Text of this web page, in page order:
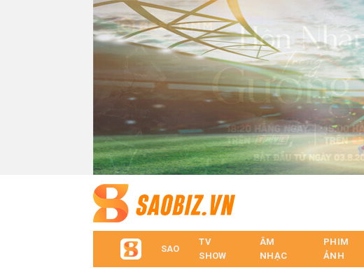
SAO
TV
SHOW
ÂM
NHẠC
PHIM
ẢNH